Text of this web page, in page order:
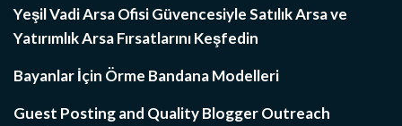
Yeşil Vadi Arsa Ofisi Güvencesiyle Satılık Arsa ve
Yatırımlık Arsa Fırsatlarını Keşfedin
Bayanlar İçin Örme Bandana Modelleri
Guest Posting and Quality Blogger Outreach